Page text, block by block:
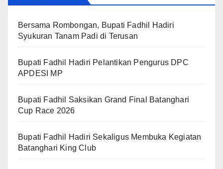
Bersama Rombongan, Bupati Fadhil Hadiri
Syukuran Tanam Padi di Terusan
Bupati Fadhil Hadiri Pelantikan Pengurus DPC
APDESI MP
Bupati Fadhil Saksikan Grand Final Batanghari
Cup Race 2026
Bupati Fadhil Hadiri Sekaligus Membuka Kegiatan
Batanghari King Club